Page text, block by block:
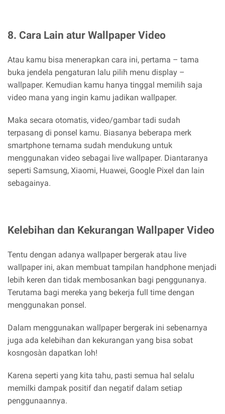
8. Cara Lain atur Wallpaper Video
Atau kamu bisa menerapkan cara ini, pertama – tama
buka jendela pengaturan lalu pilih menu display –
wallpaper. Kemudian kamu hanya tinggal memilih saja
video mana yang ingin kamu jadikan wallpaper.
Maka secara otomatis, video/gambar tadi sudah
terpasang di ponsel kamu. Biasanya beberapa merk
smartphone ternama sudah mendukung untuk
menggunakan video sebagai live wallpaper. Diantaranya
seperti Samsung, Xiaomi, Huawei, Google Pixel dan lain
sebagainya.
Kelebihan dan Kekurangan Wallpaper Video
Tentu dengan adanya wallpaper bergerak atau live
wallpaper ini, akan membuat tampilan handphone menjadi
lebih keren dan tidak membosankan bagi penggunanya.
Terutama bagi mereka yang bekerja full time dengan
menggunakan ponsel.
Dalam menggunakan wallpaper bergerak ini sebenarnya
juga ada kelebihan dan kekurangan yang bisa sobat
kosngosàn dapatkan loh!
Karena seperti yang kita tahu, pasti semua hal selalu
memilki dampak positif dan negatif dalam setiap
penggunaannya.